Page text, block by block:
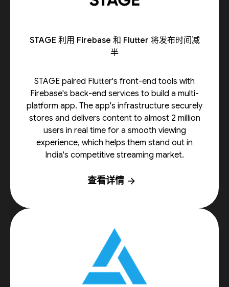
STAGE 利用 Firebase 和 Flutter 将发布时间减
半
STAGE paired Flutter's front-end tools with
Firebase's back-end services to build a multi-
platform app. The app's infrastructure securely
stores and delivers content to almost 2 million
users in real time for a smooth viewing
experience, which helps them stand out in
India's competitive streaming market.
查看详情 arrow_forward